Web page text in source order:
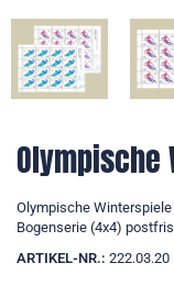
Olympische
Bogenserie (4x4)
ARTIKEL-NR.: 222.03.20